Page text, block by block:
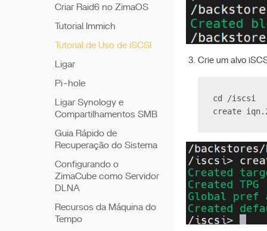
Crie um alvo
cd /iscsi
create
Criar Raid6 no ZimaOS
Tutorial Immich
Tutorial de Uso de iSCSI
Ligar
Pi-hole
Ligar Synology e
Compartilhamentos SMB
Guia Rápido de
Recuperação do Sistema
Configurando o
ZimaCube como Servidor
DLNA
Recursos da Máquina do
Tempo